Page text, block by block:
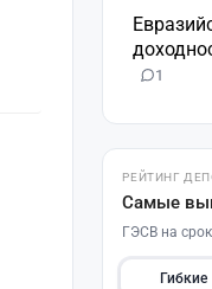
1
РЕЙТИНГ
Самые
ГЭСВ на
Гибкие